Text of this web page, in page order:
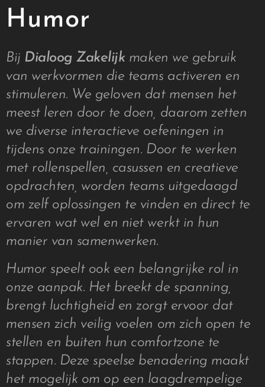
Humor
Bij Dialoog Zakelijk maken we gebruik
van werkvormen die teams activeren en
stimuleren. We geloven dat mensen het
meest leren door te doen, daarom zetten
we diverse interactieve oefeningen in
tijdens onze trainingen. Door te werken
met rollenspellen, casussen en creatieve
opdrachten, worden teams uitgedaagd
om zelf oplossingen te vinden en direct te
ervaren wat wel en niet werkt in hun
manier van samenwerken.
Humor speelt ook een belangrijke rol in
onze aanpak. Het breekt de spanning,
brengt luchtigheid en zorgt ervoor dat
mensen zich veilig voelen om zich open te
stellen en buiten hun comfortzone te
stappen. Deze speelse benadering maakt
het mogelijk om op een laagdrempelige